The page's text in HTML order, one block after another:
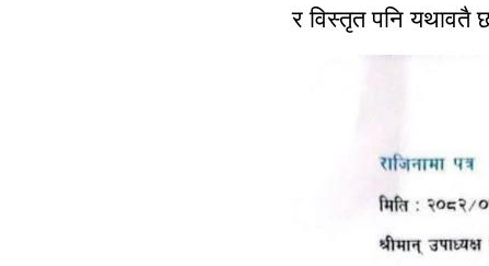
र विस्तृत पनि यथावतै